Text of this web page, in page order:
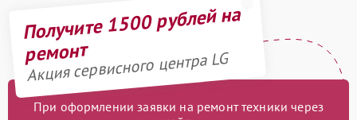
Получите 1500 рублей на
ремонт
Акция сервисного центра LG
При оформлении заявки на ремонт техники через